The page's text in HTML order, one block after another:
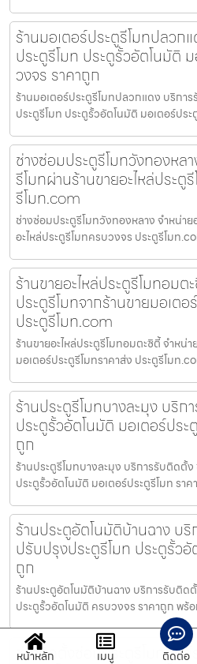
ร้านมอเตอร์ประตูรีโมทปลวก
ประตูรีโมท ประตูรั้วอัตโนมัติ
วงจร ราคาถูก
ร้านมอเตอร์ประตูรีโมทปลวกแดง บริกา
ประตูรีโมท ประตูรั้วอัตโนมัติ มอเตอร์ประ
ช่างซ่อมประตูรีโมทวังทองหล
รีโมทผ่านร้านขายอะไหล่ประตู
รีโมท.com
ช่างซ่อมประตูรีโมทวังทองหลาง จำหน่าย
อะไหล่ประตูรีโมทครบวงจร ประตูรีโมท
ร้านขายอะไหล่ประตูรีโมทอม
ประตูรีโมทจากร้านขายมอเตอ
ประตูรีโมท.com
ร้านขายอะไหล่ประตูรีโมทอมตะซิตี้ จำหน่
มอเตอร์ประตูรีโมทราคาส่ง ประตูรีโมท
ร้านประตูรีโมทบางละมุง บริ
ประตูรั้วอัตโนมัติ มอเตอร์ประ
ถูก
ร้านประตูรีโมทบางละมุง บริการรับติดตั้
ประตูรั้วอัตโนมัติ มอเตอร์ประตูรีโมท รา
ร้านประตูอัตโนมัติบ้านฉาง บ
ปรับปรุงประตูรีโมท ประตูรั้ว
ถูก
ร้านประตูอัตโนมัติบ้านฉาง บริการรับติด
ประตูรั้วอัตโนมัติ ครบวงจร ราคาถูก พร้
ช่างติดตั้งซ่อมประตูรีโมทศุน
หน้าหลัก เมนู ติดต่อ